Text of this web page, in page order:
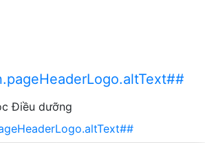
Ngôn ngữ hiện tại là:
Điều dưỡng